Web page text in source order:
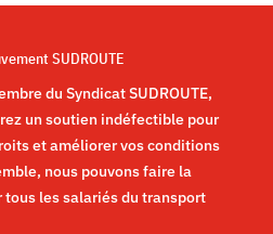
SUDROUTE
du Syndicat SUDROUTE,
un soutien indéfectible pour
et améliorer vos conditions
nous pouvons faire la
les salariés du transport